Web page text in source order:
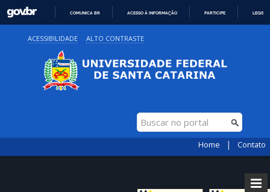
PARA
COMUNICA BR ACESSO À INFORMAÇÃO PARTICIPE
ACESSIBILIDADE ALTO CONTRASTE
Home | Contato